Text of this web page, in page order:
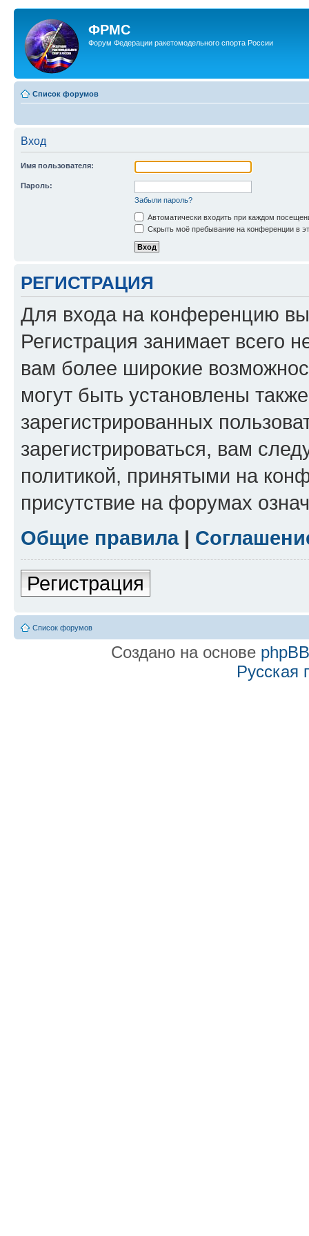
ФРМС
Форум Федерации ракетомодельного спорта России
Список форумов
Вход
Имя пользователя:
Пароль:
Забыли пароль?
Автоматически входить при каждом
Скрыть моё пребывание на конференции в
РЕГИСТРАЦИЯ
Для входа на конференцию
Регистрация занимает всего
вам более широкие
могут быть установлены
зарегистрированных
зарегистрироваться, вам
политикой, принятыми на
присутствие на форумах
Общие правила|
Регистрация
Список форумов
Создано на основе phpBB
Русская